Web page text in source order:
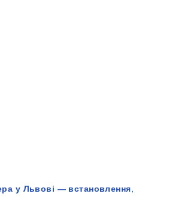
у Львові — встановлення,